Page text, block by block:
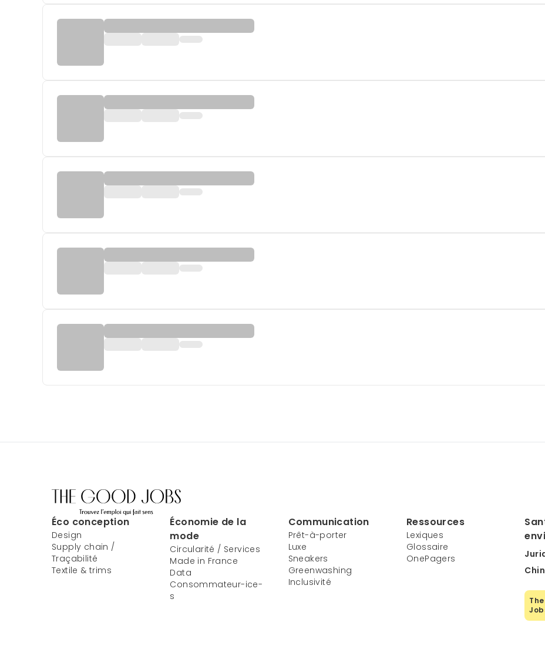
Éco conception
Design
Supply chain /
Traçabilité
Textile & trims
Économie de la
mode
Circularité / Services
Made in France
Data
Consommateur-ice-
s
Communication
Prêt-à-porter
Luxe
Sneakers
Greenwashing
Inclusivité
Ressources
Lexiques
Glossaire
OnePagers